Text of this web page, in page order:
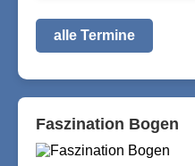
alle Termine
Faszination Bogen